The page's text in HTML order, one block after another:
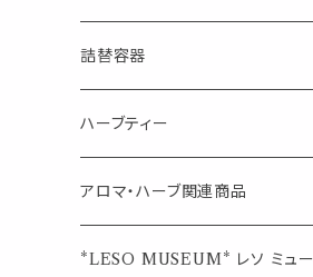
Mask&Pillow Aroma
ハーブティー
シングル
ブレンド
キャンディー
シーリングワックス シール
ペーパークリップ
ウェルカムボード・装飾
席札クリップ
詰替容器
ロールオンボトル
スプレーボトル
スポイトボトル
ハーブティー
ブレンド
ジュエル オブ ビューティー
シングル
アロマ・ハーブ関連商品
エッセンシャルオイル
*LESO MUSEUM* レソ ミュ